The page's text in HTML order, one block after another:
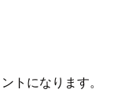
トになります。